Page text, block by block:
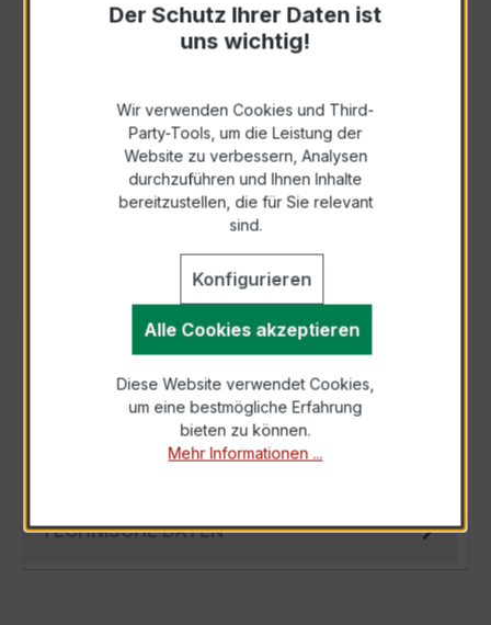
Anfrage schriftlich
Anfrage telefonisch
Als PDF exportieren
BESCHREIBUNG
Der Hochfrequenz Kabelumbau-Stromwandler
XKBR 44 300/5A 2,5VA Kl.1FS5 ist ein
kompakter, hochpräziser Niederspannungs-
Mehr
TECHNISCHE DATEN
Der Schutz Ihrer Daten ist
uns wichtig!
Wir verwenden Cookies und Third-
Party-Tools, um die Leistung der
Website zu verbessern, Analysen
durchzuführen und Ihnen Inhalte
bereitzustellen, die für Sie relevant
sind.
Konfigurieren
Alle Cookies akzeptieren
Diese Website verwendet Cookies,
um eine bestmögliche Erfahrung
bieten zu können.
Mehr Informationen ...